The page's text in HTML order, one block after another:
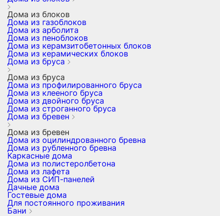
Дома из блоков
Дома из газоблоков
Дома из арболита
Дома из пеноблоков
Дома из керамзитобетонных блоков
Дома из керамических блоков
Дома из бруса
Дома из бруса
Дома из профилированного бруса
Дома из клееного бруса
Дома из двойного бруса
Дома из строганного бруса
Дома из бревен
Дома из бревен
Дома из оцилиндрованного бревна
Дома из рубленного бревна
Каркасные дома
Дома из полистеролбетона
Дома из лафета
Дома из СИП-панелей
Дачные дома
Гостевые дома
Для постоянного проживания
Бани